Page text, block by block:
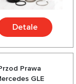
Detale
Prawa
GLE